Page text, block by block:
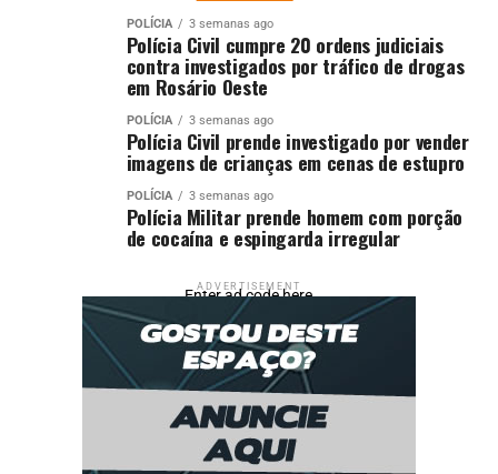
POLÍCIA 3 semanas ago
Polícia Civil cumpre 20 ordens judiciais
contra investigados por tráfico de drogas
em Rosário Oeste
POLÍCIA 3 semanas ago
Polícia Civil prende investigado por vender
imagens de crianças em cenas de estupro
POLÍCIA 3 semanas ago
Polícia Militar prende homem com porção
de cocaína e espingarda irregular
ADVERTISEMENT
Enter ad code here